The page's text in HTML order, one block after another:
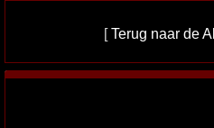
[Terug naar de